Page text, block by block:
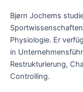
Bjørn Jochems
Physiologie. Er
in
Restrukturierung,
Controlling.